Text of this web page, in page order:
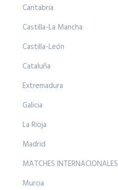
Cantabria
Castilla-La Mancha
Castilla-León
Cataluña
Extremadura
Galicia
La Rioja
Madrid
MATCHES INTERNACIONALES
Murcia